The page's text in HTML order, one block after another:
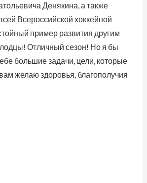
Денякина, а также
Всероссийской хоккейной
пример развития другим
Отличный сезон! Но я бы
большие задачи, цели, которые
желаю здоровья, благополучия